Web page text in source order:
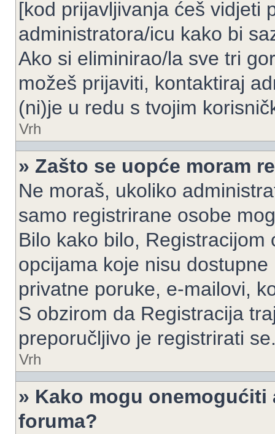
[kod prijavljivanja ćeš vidjeti
administratora/icu kako bi
Ako si eliminirao/la sve tri
možeš prijaviti, kontaktiraj
(ni)je u redu s tvojim
Vrh
» Zašto se uopće moram
Ne moraš, ukoliko
samo registrirane osobe
Bilo kako bilo,
opcijama koje nisu
privatne poruke, e-mailovi,
S obzirom da Registracija
preporučljivo je registrirati
Vrh
» Kako mogu
foruma?